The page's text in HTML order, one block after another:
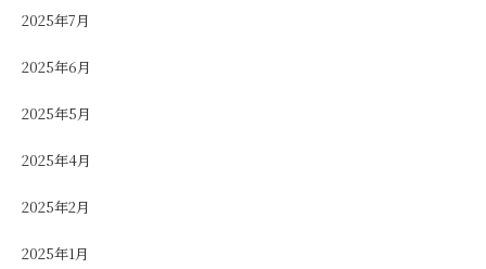
2025年7月
2025年6月
2025年5月
2025年4月
2025年2月
2025年1月